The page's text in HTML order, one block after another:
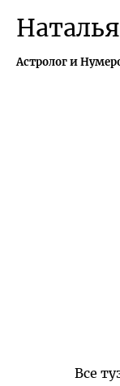
Астролог и
Все